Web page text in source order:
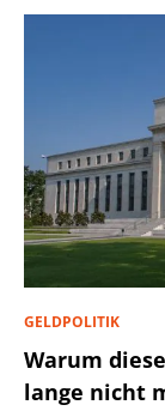
GELDPOLITIK
Warum
lange nicht